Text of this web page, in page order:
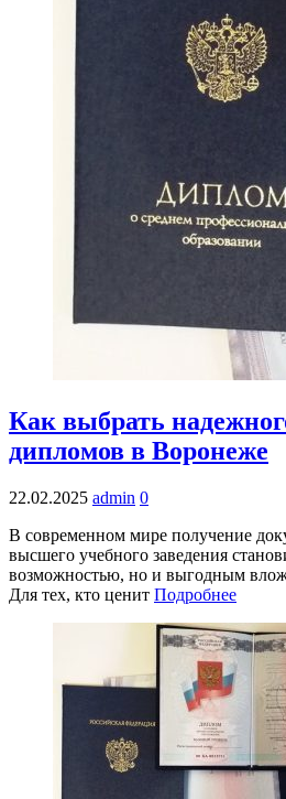
Как выбрать
дипломов в Воронеже
22.02.2025 admin 0
В современном мире получение
высшего учебного заведения
возможностью, но и выгодным
Для тех, кто ценит Подробнее